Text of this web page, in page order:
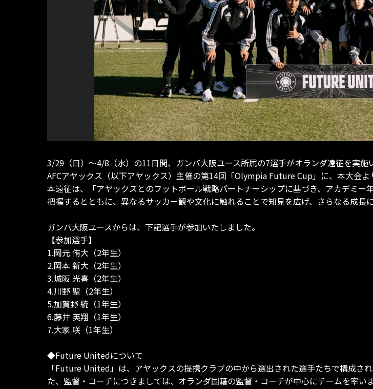
3/29（日）～4/8（水）の11日間、ガンバ大阪ユース所属の7選手がオランダ遠征を実
AFCアヤックス（以下アヤックス）主催の第14回「Olympia Future Cup」に、本大会
本遠征は、「アヤックスとのフットボール戦略パートナーシップに基づき、アカデミ
把握するとともに、異なるサッカー観や文化に触れることで知見を広げ、さらなる成長
ガンバ大阪ユースからは、下記選手が参加いたしました。
【参加選手】
1.岡元 侑大（2年生）
2.岡本 新大（2年生）
3.城阪 光喜（2年生）
4.川野 聖（2年生）
5.加賀野 統（1年生）
6.藤井 英翔（1年生）
7.大家 咲（1年生）
◆Future Unitedについて
「Future United」は、アヤックスの提携クラブの中から選出された選手たちで構成さ
た、監督・コーチにつきましては、オランダ国籍の監督・コーチが中心にチームを率いま